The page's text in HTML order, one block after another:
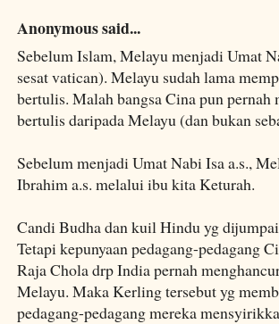
Anonymous said...
Sebelum Islam, Melayu menjadi Umat
sesat vatican). Melayu sudah lama
bertulis. Malah bangsa Cina pun
bertulis daripada Melayu (dan bukan
Sebelum menjadi Umat Nabi Isa a.s.,
Ibrahim a.s. melalui ibu kita Keturah.
Candi Budha dan kuil Hindu yg
Tetapi kepunyaan pedagang-pedagang
Raja Chola drp India pernah
Melayu. Maka Kerling tersebut yg
pedagang-pedagang mereka